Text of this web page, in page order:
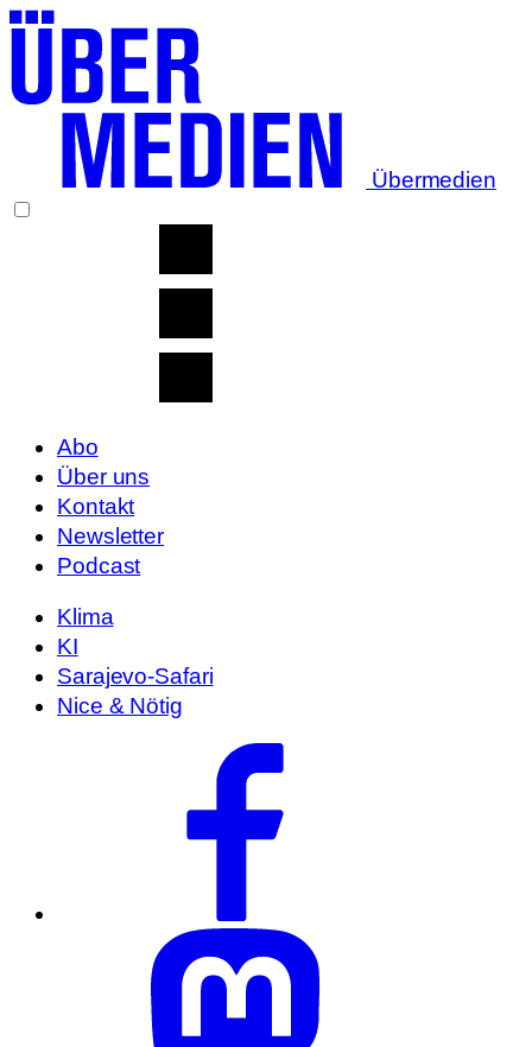
Übermedien
Abo
Über uns
Kontakt
Newsletter
Podcast
Klima
KI
Sarajevo-Safari
Nice & Nötig